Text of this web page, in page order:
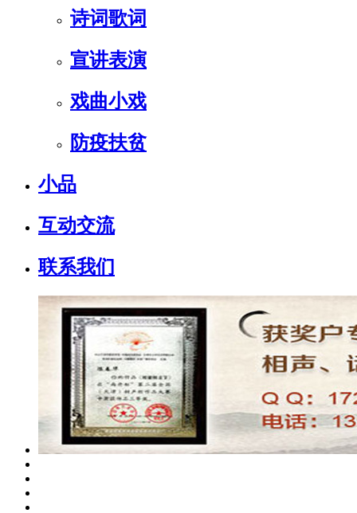
诗词歌词
宣讲表演
戏曲小戏
防疫扶贫
小品
互动交流
联系我们